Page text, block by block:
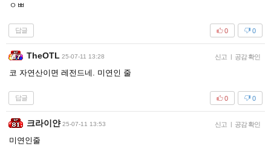
ㅇㅃ
답글 0
0
TheOTL 25-07-11 13:28 신고 | 공감 확인
코 자연산이면 레전드네. 미연인 줄
답글 0
0
크라이얀 25-07-11 13:53 신고 | 공감 확인
미연인줄